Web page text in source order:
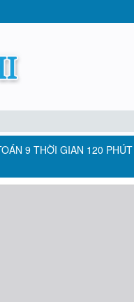
9 THỜI GIAN 120